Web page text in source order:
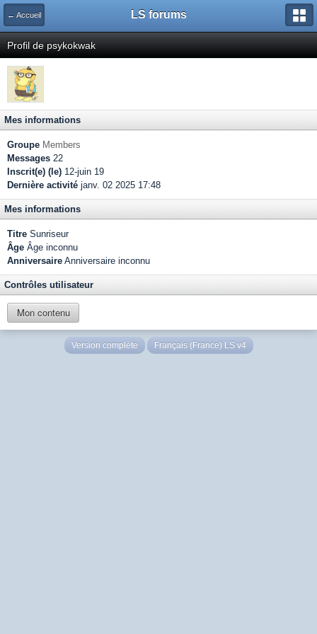
← Accueil LS forums
Profil de psykokwak
Mes informations
Groupe Members
Messages 22
Inscrit(e) (le) 12-juin 19
Dernière activité janv. 02 2025 17:48
Mes informations
Titre Sunriseur
Âge Âge inconnu
Anniversaire Anniversaire inconnu
Contrôles utilisateur
Mon contenu
Version complète Français (France) LS v4